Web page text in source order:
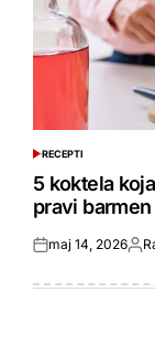
POSTED
IN
RECEPTI
5 koktela
pravi barmen
Objavljeno
maj 14, 2026